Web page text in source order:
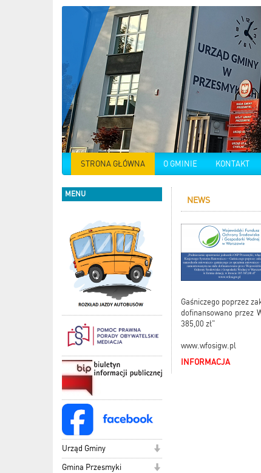
STRONA GŁÓWNA O GMINIE KONTAKT
MENU
Urząd Gminy
Gmina Przesmyki
NEWS
Gaśniczego poprzez
dofinansowano przez
385,00 zł"
www.wfosigw.pl
INFORMACJA